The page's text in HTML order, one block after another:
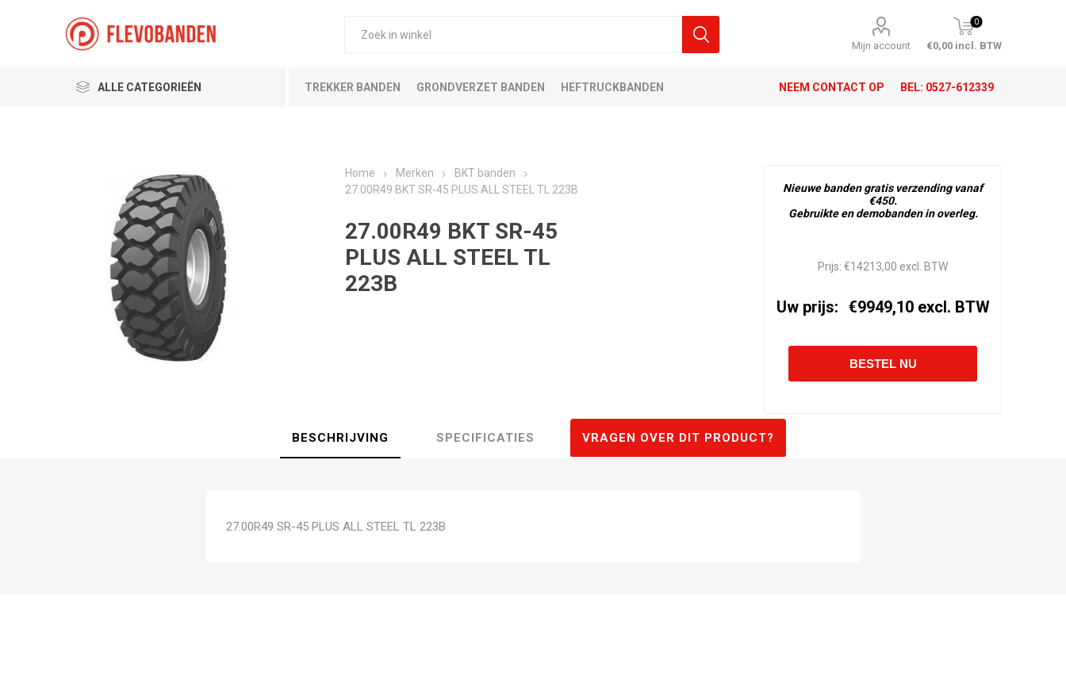
Mijn account
0
€0,00 incl. BTW
ALLE CATEGORIEËN TREKKER BANDEN GRONDVERZET BANDEN HEFTRUCKBANDEN NEEM CONTACT OP BEL: 0527-612339
Home Merken
BKT banden
27.00R49 BKT SR-45 PLUS ALL STEEL TL 223B
27.00R49 BKT SR-45
PLUS ALL STEEL TL
223B
Nieuwe banden gratis verzending vanaf
€450.
Gebruikte en demobanden in overleg.
Prijs: €14213,00 excl. BTW
Uw prijs: €9949,10 excl. BTW
BESCHRIJVING SPECIFICATIES VRAGEN OVER DIT PRODUCT?
27.00R49 SR-45 PLUS ALL STEEL TL 223B